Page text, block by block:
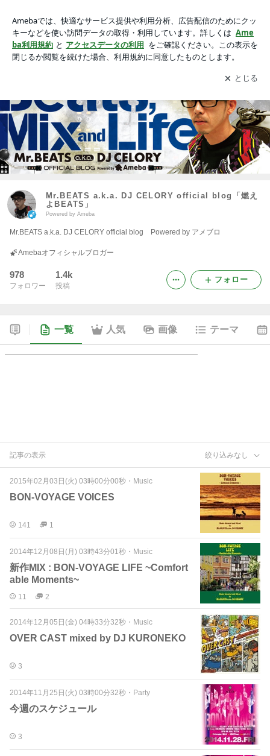
アプリをダウンロードして ブログの更新通知
を受け取りまし
ょう。
開く
Mr.BEATS a.k.a. DJ CELORY official blog「燃え
よBEATS」
Powered by Ameba
Mr.BEATS a.k.a. DJ CELORY official blog Powered by アメブロ
Amebaオフィシャルブロガー
978
フォロワー
1.4k
投稿
フォロー
一覧 人気 画像 テーマ
記事の表示 絞り込みなし
2015年02月03日(火) 03時00分00秒 ・ Music
BON-VOYAGE VOICES
141 1
2014年12月08日(月) 03時43分01秒 ・ Music
新作MIX : BON-VOYAGE LIFE ~Comfort
able Moments~
11 2
2014年12月05日(金) 04時33分32秒 ・ Music
OVER CAST mixed by DJ KURONEKO
3
2014年11月25日(火) 03時00分32秒 ・ Party
今週のスケジュール
3